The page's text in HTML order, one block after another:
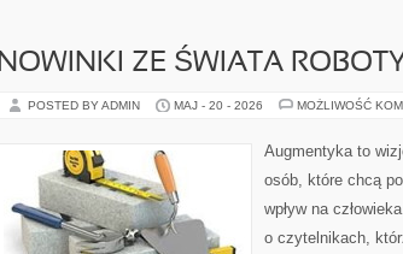
NOWINKI ZE ŚWIATA
POSTED BY ADMIN MAJ - 20 - 2026 MOŻLIWOŚĆ
Augmentyka to
osób, które chcą
wpływ na
o czytelnikach,